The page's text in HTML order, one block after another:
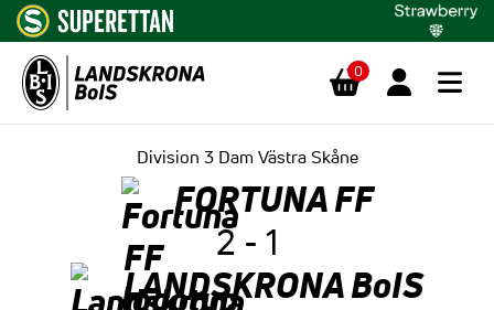
0
Division 3 Dam Västra Skåne
FORTUNA FF
2 - 1
LANDSKRONA BoIS